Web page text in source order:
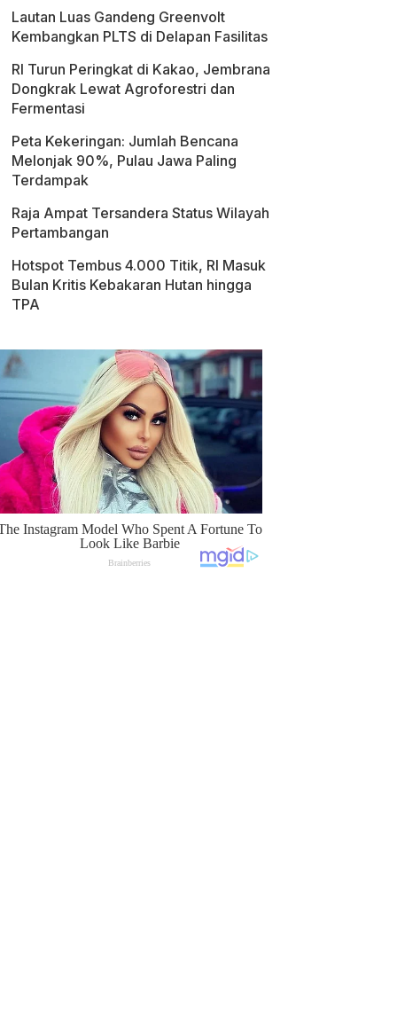
Lautan Luas Gandeng Greenvolt
Kembangkan PLTS di Delapan Fasilitas
RI Turun Peringkat di Kakao, Jembrana
Dongkrak Lewat Agroforestri dan
Fermentasi
Peta Kekeringan: Jumlah Bencana
Melonjak 90%, Pulau Jawa Paling
Terdampak
Raja Ampat Tersandera Status Wilayah
Pertambangan
Hotspot Tembus 4.000 Titik, RI Masuk
Bulan Kritis Kebakaran Hutan hingga
TPA